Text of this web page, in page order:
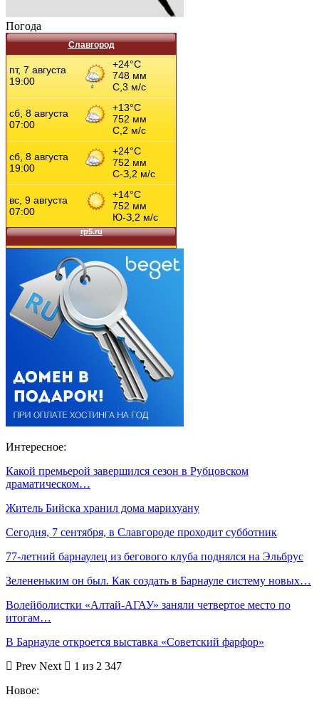
Погода
Славгород
Интересное:
Какой премьерой завершился сезон в Рубцовском
драматическом…
Житель Бийска хранил дома марихуану
Сегодня, 7 сентября, в Славгороде проходит субботник
77-летний барнаулец из бегового клуба поднялся на Эльбрус
Зелененьким он был. Как создать в Барнауле систему новых…
Волейболистки «Алтай-АГАУ» заняли четвертое место по
итогам…
В Барнауле откроется выставка «Советский фарфор»
Prev Next
1 из 2 347
Новое: